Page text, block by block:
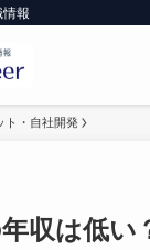
報
ト・自社開発
収は低